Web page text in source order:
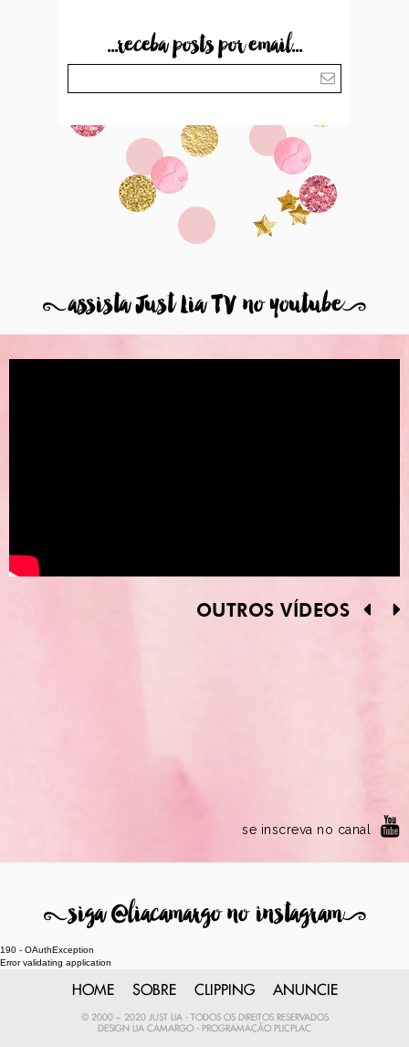
...receba posts por email...
8assista Just Lia TV no youtube9
OUTROS VÍDEOS
se inscreva no canal
8siga @liacamargo no instagram9
190 - OAuthException
Error validating application
HOME SOBRE CLIPPING ANUNCIE
© 2000 ~ 2020 JUST LIA - TODOS OS DIREITOS RESERVADOS
DESIGN
LIA CAMARGO - PROGRAMAÇÃO PLICPLAC